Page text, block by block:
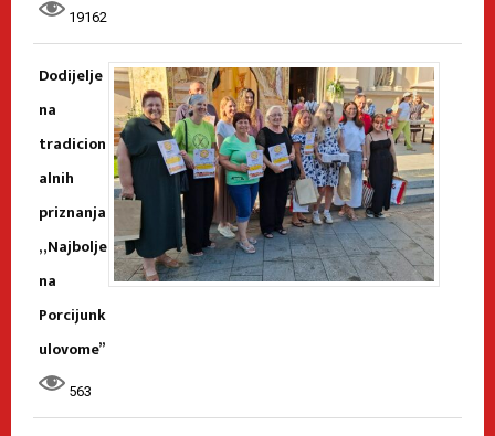
19162
Dodijelje
na
tradicion
alnih
priznanja
„Najbolje
na
Porcijunk
ulovome”
563